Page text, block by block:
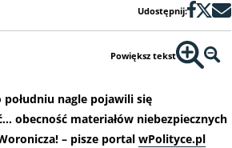
Udostępnij:
Powiększ tekst
południu nagle pojawili się
obecność materiałów niebezpiecznych
– pisze portal wPolityce.pl